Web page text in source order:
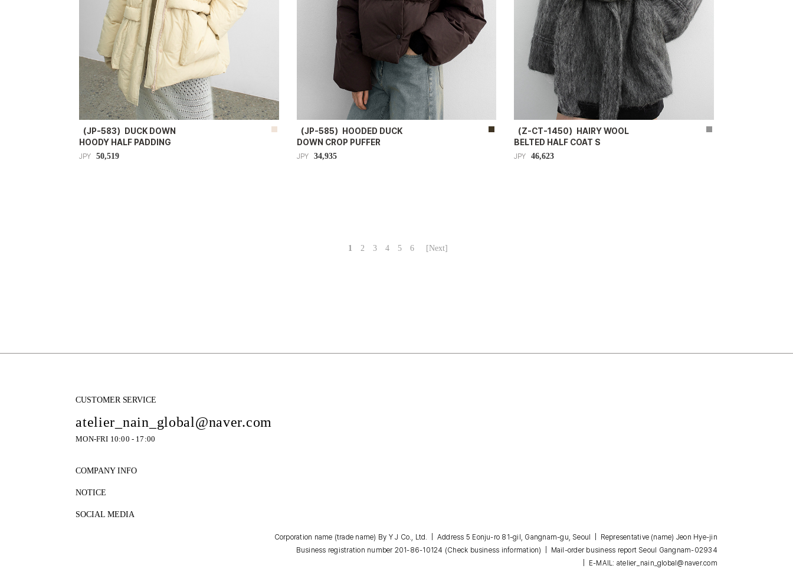
（JP-583）DUCK DOWN
HOODY HALF PADDING
JPY 50,519
（JP-585）HOODED DUCK
DOWN CROP PUFFER
JPY 34,935
（Z-CT-1450）HAIRY WOOL
BELTED HALF COAT S
JPY 46,623
1 2 3 4 5 6 [Next]
CUSTOMER SERVICE
atelier_nain_global@naver.com
MON-FRI 10:00 - 17:00
COMPANY INFO
NOTICE
SOCIAL MEDIA
Corporation name (trade name) By Y J Co., Ltd. | Address 5 Eonju-ro 81-gil, Gangnam-gu, Seoul | Representative (name) Jeon Hye-jin
Business registration number 201-86-10124 (Check business information)
| Mail-order business report Seoul Gangnam-02934
| E-MAIL: atelier_nain_global@naver.com